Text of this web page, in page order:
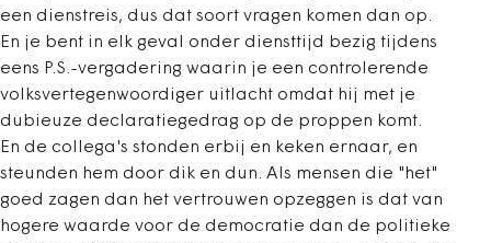
een dienstreis, dus dat soort vragen komen dan op.
En je bent in elk geval onder diensttijd bezig tijdens
eens P.S.-vergadering waarin je een controlerende
volksvertegenwoordiger uitlacht omdat hij met je
dubieuze declaratiegedrag op de proppen komt.
En de collega's stonden erbij en keken ernaar, en
steunden hem door dik en dun. Als mensen die "het"
goed zagen dan het vertrouwen opzeggen is dat van
hogere waarde voor de democratie dan de politieke